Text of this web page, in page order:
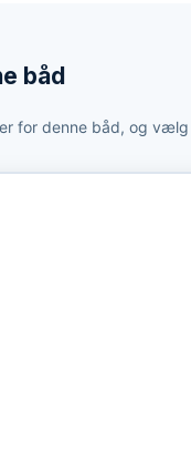
båd
for denne båd, og